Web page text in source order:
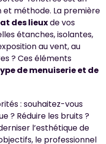
méthode. La première
des lieuxde vos
étanches, isolantes,
au vent, au
? Ces éléments
de menuiserie et de
: souhaitez-vous
? Réduire les bruits ?
l’esthétique de
le professionnel